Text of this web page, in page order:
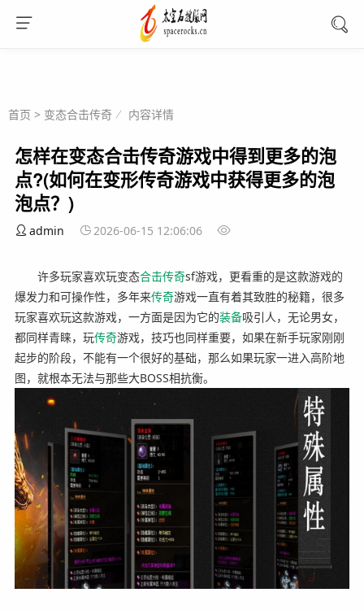
首页 > 变态合击传奇 内容详情
怎样在变态合击传奇游戏中得到更多的泡
点?(如何在变形传奇游戏中获得更多的泡
泡点？)
admin 2026-06-15 12:06:06
许多玩家喜欢玩变态合击传奇sf游戏，更看重的是这款游戏的
爆发力和可操作性，多年来传奇游戏一直有着其致胜的秘籍，很多
玩家喜欢玩这款游戏，一方面是因为它的装备吸引人，无论男女，
都同样青睐，玩传奇游戏，技巧也同样重要，如果在新手玩家刚刚
起步的阶段，不能有一个很好的基础，那么如果玩家一进入高阶地
图，就根本无法与那些大BOSS相抗衡。